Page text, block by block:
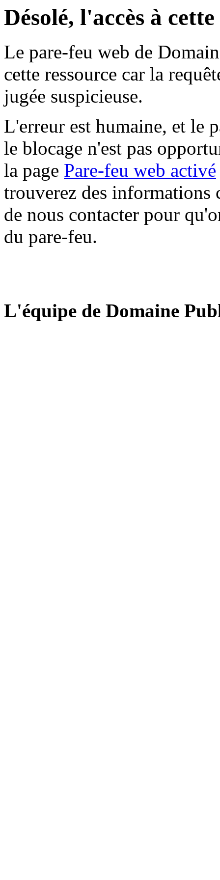
Désolé, l'accès à
Le pare-feu web de
cette ressource car la
jugée suspicieuse.
L'erreur est humaine, et le
le blocage n'est pas
la page Pare-feu web activé
trouverez des informations
de nous contacter pour
du pare-feu.
L'équipe de Domaine